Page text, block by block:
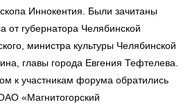
Иннокентия. Были зачитаны
от губернатора Челябинской
министра культуры Челябинской
главы города Евгения Тефтелева.
к участникам форума обратились
«Магнитогорский